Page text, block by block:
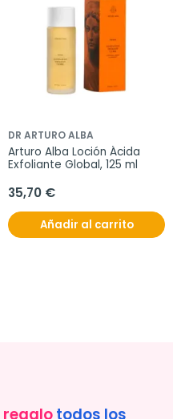
DR ARTURO ALBA
Arturo Alba Loción Ácida
Exfoliante Global, 125 ml
35,70 €
Añadir al carrito